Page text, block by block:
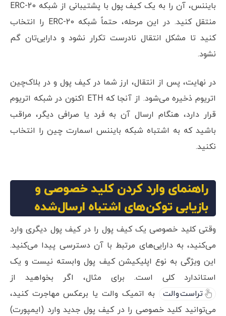
بایننس، آن را به یک کیف پول با پشتیبانی از شبکه ERC-20
منتقل کنید. در این مرحله، حتماً شبکه ERC-20 را انتخاب
کنید تا مشکل انتقال نادرست تکرار نشود و دارایی‌تان گم
نشود.
در نهایت، پس از انتقال، ارز شما در کیف پول و در بلاک‌چین
اتریوم ذخیره می‌شود. از آنجا که ETH اکنون در شبکه اتریوم
قرار دارد، هنگام ارسال آن به فرد یا صرافی دیگر، مراقب
باشید که به اشتباه شبکه بایننس اسمارت چین را انتخاب
نکنید.
راهنمای وارد کردن کلید خصوصی و
بازیابی توکن‌های اشتباه ارسال‌شده
وقتی کلید خصوصی یک کیف پول را در کیف پول دیگری وارد
می‌کنید، به دارایی‌های مرتبط با آن دسترسی پیدا می‌کنید.
این ویژگی به نوع اپلیکیشن کیف پول وابسته نیست و یک
استاندارد کلی است. برای مثال، اگر بخواهید از
تراست والت
به اتمیک والت یا برعکس مهاجرت کنید،
می‌توانید کلید خصوصی را در کیف پول جدید وارد (ایمپورت)